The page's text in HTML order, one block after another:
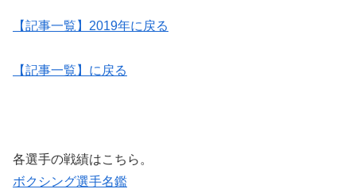
【記事一覧】2019年に戻る
【記事一覧】に戻る
各選手の戦績はこちら。
ボクシング選手名鑑